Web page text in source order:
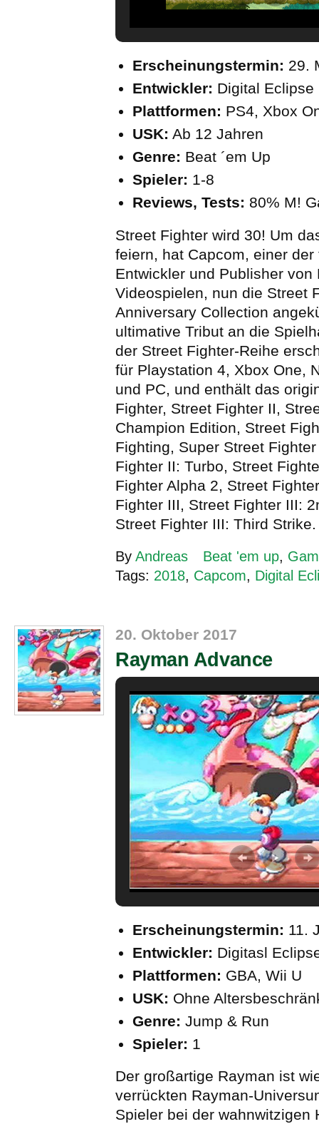
Erscheinungstermin: 29.
Entwickler: Digital Eclipse
Plattformen: PS4, Xbox
USK: Ab 12 Jahren
Genre: Beat ´em Up
Spieler: 1-8
Reviews, Tests: 80% M!
Street Fighter wird 30! Um
feiern, hat Capcom, einer der
Entwickler und Publisher von
Videospielen, nun die Street
Anniversary Collection
ultimative Tribut an die
der Street Fighter-Reihe
für Playstation 4, Xbox One,
und PC, und enthält das
Fighter, Street Fighter II,
Champion Edition, Street
Fighting, Super Street
Fighter II: Turbo, Street
Fighter Alpha 2, Street
Fighter III, Street Fighter III:
Street Fighter III: Third
By Andreas Beat 'em up,
Tags: 2018, Capcom, Digital
20. Oktober 2017
Rayman Advance
Erscheinungstermin: 11.
Entwickler: Digitasl
Plattformen: GBA, Wii U
USK: Ohne
Genre: Jump & Run
Spieler: 1
Der großartige Rayman ist
verrückten Rayman-
Spieler bei der wahnwitzigen